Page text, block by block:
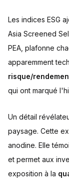
Les indices ESG
Asia Screened
PEA, plafonne
apparemment
risque/
qui ont marqué
Un détail
paysage. Cette
anodine. Elle
et permet aux
exposition à la